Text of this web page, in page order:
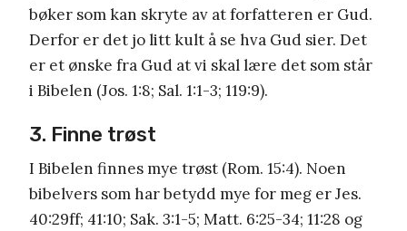
bøker som kan skryte av at forfatteren er Gud.
Derfor er det jo litt kult å se hva Gud sier. Det
er et ønske fra Gud at vi skal lære det som står
i Bibelen (Jos. 1:8; Sal. 1:1-3; 119:9).
3. Finne trøst
I Bibelen finnes mye trøst (Rom. 15:4). Noen
bibelvers som har betydd mye for meg er Jes.
40:29ff; 41:10; Sak. 3:1-5; Matt. 6:25-34; 11:28 og